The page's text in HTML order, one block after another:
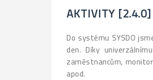
AKTIVITY [2.4.0]
Do systému SYSDO
den. Díky
zaměstnancům,
apod.